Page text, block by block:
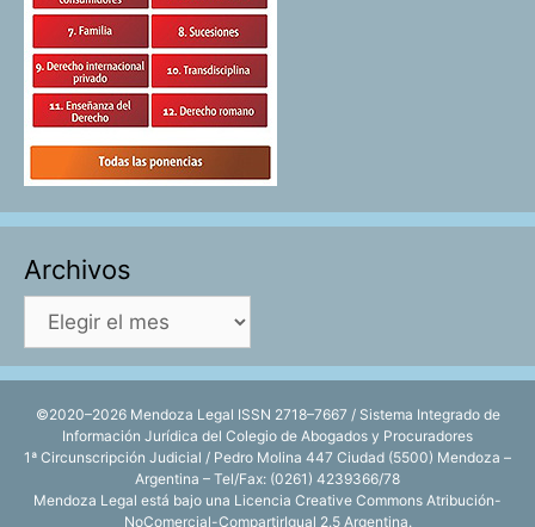
Archivos
Archivos
©2020–2026 Mendoza Legal ISSN 2718–7667 / Sistema Integrado de
Información Jurídica del Colegio de Abogados y Procuradores
1ª Circunscripción Judicial / Pedro Molina 447 Ciudad (5500) Mendoza –
Argentina – Tel/Fax: (0261) 4239366/78
Mendoza Legal está bajo una Licencia Creative Commons Atribución-
NoComercial-CompartirIgual 2.5 Argentina.